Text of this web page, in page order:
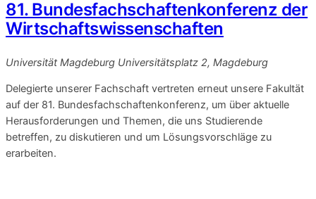
81. Bundesfachschaftenkonferenz der
Wirtschaftswissenschaften
Universität Magdeburg Universitätsplatz 2, Magdeburg
Delegierte unserer Fachschaft vertreten erneut unsere Fakultät
auf der 81. Bundesfachschaftenkonferenz, um über aktuelle
Herausforderungen und Themen, die uns Studierende
betreffen, zu diskutieren und um Lösungsvorschläge zu
erarbeiten.